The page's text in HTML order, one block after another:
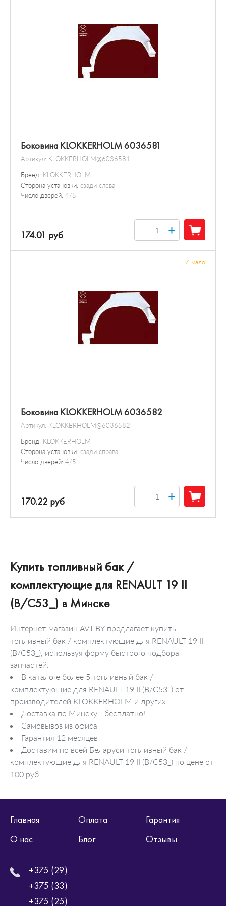
Боковина KLOKKERHOLM 6036581
Артикул: KLOKKERHOLM@6036581
Бренд: KLOKKERHOLM
Сторона установки: сзади слева
Число дверей: 4/5
174.01 руб +
Боковина KLOKKERHOLM 6036582
Артикул: KLOKKERHOLM@6036582
Бренд: KLOKKERHOLM
Сторона установки: сзади справа
Число дверей: 4/5
мало
170.22 руб +
Купить топливный бак /
комплектующие для RENAULT 19 II
(B/C53_) в Минске
Интернет-магазин AVT.BY предлагает купить
топливный бак / комплектующие для RENAULT 19 II
(B/C53_), используя форму быстрого подбора
запчастей.
В каталоге более 5 топливный бак /
комплектующие для RENAULT 19 II (B/C53_) от
производителей KLOKKERHOLM и других
Доставка по Минску - бесплатно!
Самовывоз из офиса
Гарантия 12 месяцев
Доставим по всей Беларуси топливный бак /
комплектующие для RENAULT 19 II (B/C53_) по цене от
100 руб.
Главная Оплата
Гарантия
О нас
Блог Отзывы
+375 (29)
+375 (33)
+375 (25)